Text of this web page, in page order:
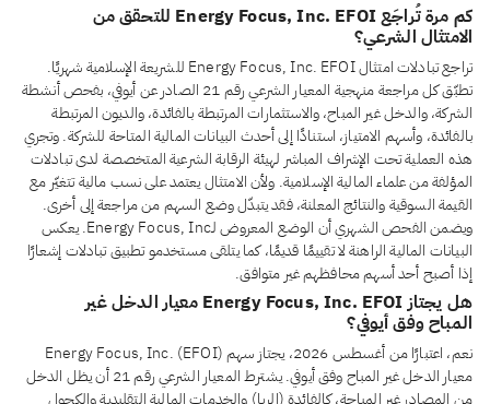
كم مرة تُراجَع Energy Focus, Inc. EFOI للتحقق من
الامتثال الشرعي؟
تراجع تبادلات امتثال Energy Focus, Inc. EFOI للشريعة الإسلامية شهريًا.
تطبّق كل مراجعة منهجية المعيار الشرعي رقم 21 الصادر عن أيوفي، بفحص أنشطة
الشركة، والدخل غير المباح، والاستثمارات المرتبطة بالفائدة، والديون المرتبطة
بالفائدة، وأسهم الامتياز، استنادًا إلى أحدث البيانات المالية المتاحة للشركة. وتجري
هذه العملية تحت الإشراف المباشر لهيئة الرقابة الشرعية المتخصصة لدى تبادلات
المؤلفة من علماء المالية الإسلامية. ولأن الامتثال يعتمد على نسب مالية تتغيّر مع
القيمة السوقية والنتائج المعلنة، فقد يتبدّل وضع السهم من مراجعة إلى أخرى.
ويضمن الفحص الشهري أن الوضع المعروض لـEnergy Focus, Inc. يعكس
البيانات المالية الراهنة لا تقييمًا قديمًا، كما يتلقى مستخدمو تطبيق تبادلات إشعارًا
إذا أصبح أحد أسهم محافظهم غير متوافق.
هل يجتاز Energy Focus, Inc. EFOI معيار الدخل غير
المباح وفق أيوفي؟
نعم، اعتبارًا من أغسطس 2026، يجتاز سهم Energy Focus, Inc. (EFOI)
معيار الدخل غير المباح وفق أيوفي. يشترط المعيار الشرعي رقم 21 أن يظل الدخل
من المصادر غير المباحة، كالفائدة (الربا) والخدمات المالية التقليدية والكحول